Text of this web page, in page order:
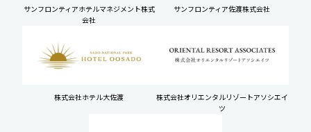
サンフロンティアホテルマネジメント株式
会社
サンフロンティア佐渡株式会社
株式会社ホテル大佐渡
株式会社オリエンタルリゾートアソシエイ
ツ